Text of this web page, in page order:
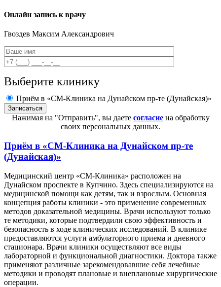
Онлайн запись к врачу
Гвоздев Максим Александрович
Выберите клинику
Приём в «СМ-Клиника на Дунайском пр-те (Дунайская)»
Нажимая на "Отправить", вы даете согласиена обработку
своих персональных данных.
Приём в «СМ-Клиника на Дунайском пр-те
(Дунайская)»
Медицинский центр «СМ-Клиника» расположен на
Дунайском проспекте в Купчино. Здесь специализируются на
медицинской помощи как детям, так и взрослым. Основная
концепция работы клиники - это применение современных
методов доказательной медицины. Врачи используют только
те методики, которые подтвердили свою эффективность и
безопасность в ходе клинических исследований. В клинике
предоставляются услуги амбулаторного приема и дневного
стационара. Врачи клиники осуществляют все виды
лабораторной и функциональной диагностики. Доктора также
применяют различные зарекомендовавшие себя лечебные
методики и проводят плановые и внеплановые хирургические
операции.